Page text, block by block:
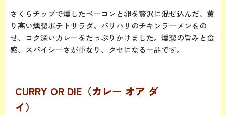
さくらチップで燻したベーコンと卵を贅沢に混ぜ込んだ、薫
り高い燻製ポテトサラダ。パリパリのチキンラーメンをの
せ、コク深いカレーをたっぷりかけました。燻製の旨みと食
感、スパイシーさが重なり、クセになる一品です。
CURRY OR DIE（カレー オア ダ
イ）